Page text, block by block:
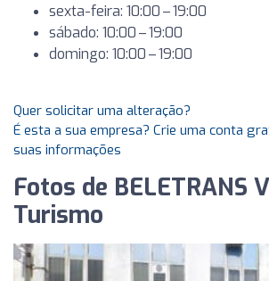
sexta-feira: 10:00 – 19:00
sábado: 10:00 – 19:00
domingo: 10:00 – 19:00
Quer solicitar uma alteração?
É esta a sua empresa? Crie uma conta
suas informações
Fotos de BELETRANS
Turismo